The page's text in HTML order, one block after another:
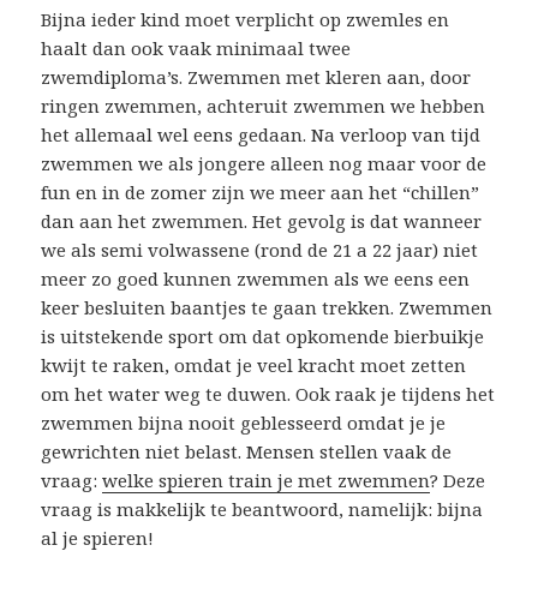
Bijna ieder kind moet verplicht op zwemles en
haalt dan ook vaak minimaal twee
zwemdiploma’s. Zwemmen met kleren aan, door
ringen zwemmen, achteruit zwemmen we hebben
het allemaal wel eens gedaan. Na verloop van tijd
zwemmen we als jongere alleen nog maar voor de
fun en in de zomer zijn we meer aan het “chillen”
dan aan het zwemmen. Het gevolg is dat wanneer
we als semi volwassene (rond de 21 a 22 jaar) niet
meer zo goed kunnen zwemmen als we eens een
keer besluiten baantjes te gaan trekken. Zwemmen
is uitstekende sport om dat opkomende bierbuikje
kwijt te raken, omdat je veel kracht moet zetten
om het water weg te duwen. Ook raak je tijdens het
zwemmen bijna nooit geblesseerd omdat je je
gewrichten niet belast. Mensen stellen vaak de
vraag:welke spieren train je met zwemmen? Deze
vraag is makkelijk te beantwoord, namelijk: bijna
al je spieren!